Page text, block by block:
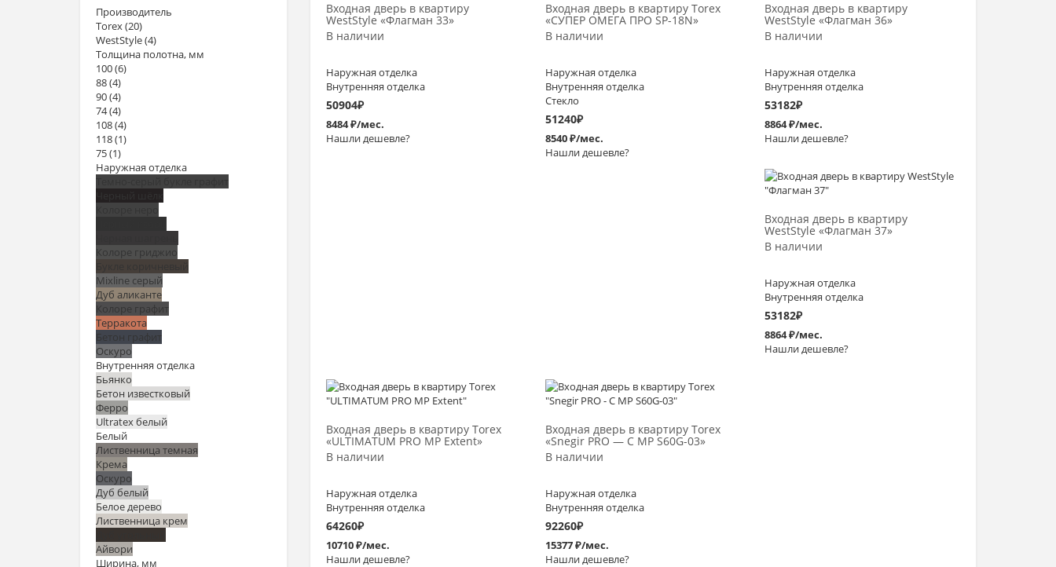
Производитель
Torex(20)
WestStyle(4)
Толщина полотна, мм
100(6)
88(4)
90(4)
74(4)
108(4)
118(1)
75(1)
Наружная отделка
Колоре гриджио
Mixline серый
Дуб аликанте
Колоре графит
Терракота
Бетон графит
Оскуро
Внутренняя отделка
Бьянко
Бетон известковый
Ферро
Ultratex белый
Белый
Лиственница темная
Крема
Оскуро
Дуб белый
Белое дерево
Лиственница крем
Айвори
Ширина, мм
Входная дверь в квартиру
WestStyle «Флагман 33»
В наличии
Наружная отделка
Внутренняя отделка
50904₽
8484 ₽/мес.
Нашли дешевле?
Входная дверь в квартиру Torex
«СУПЕР ОМЕГА ПРО SP-18N»
В наличии
Наружная отделка
Внутренняя отделка
Стекло
51240₽
8540 ₽/мес.
Нашли дешевле?
Входная дверь в квартиру
WestStyle «Флагман 36»
В наличии
Наружная отделка
Внутренняя отделка
53182₽
8864 ₽/мес.
Нашли дешевле?
Входная дверь в квартиру
WestStyle «Флагман 37»
В наличии
Наружная отделка
Внутренняя отделка
53182₽
8864 ₽/мес.
Нашли дешевле?
Выбрать >
Входная дверь в квартиру Torex
«ULTIMATUM PRO МP Extent»
В наличии
Наружная отделка
Внутренняя отделка
64260₽
10710 ₽/мес.
Нашли дешевле?
Выбрать >
Входная дверь в квартиру Torex
«Snegir PRO — C MP S60G-03»
В наличии
Наружная отделка
Внутренняя отделка
92260₽
15377 ₽/мес.
Нашли дешевле?
Выбрать >